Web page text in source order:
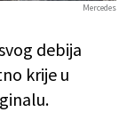
Mercedes
debija
krije u